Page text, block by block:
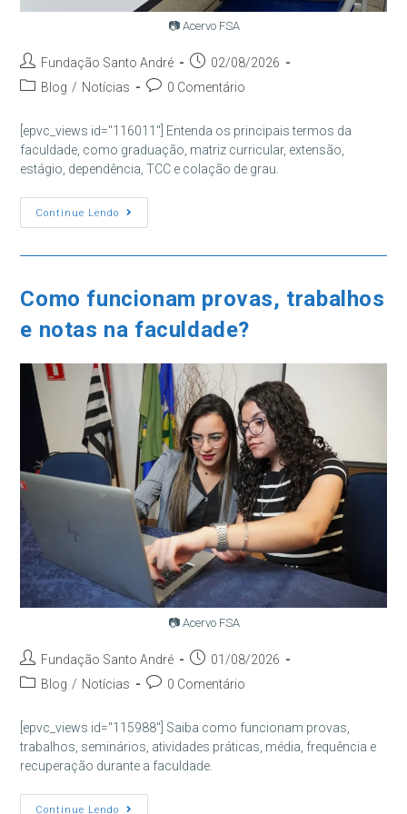
📷 Acervo FSA
Autor
do
Fundação Santo André
Post
publicado:
02/08/2026
Categoria
post:
Blog / Notícias
Comentários
post:
0 Comentário
[epvc_views id="116011"] Entenda os principais termos da
faculdade, como graduação, matriz curricular, extensão,
estágio, dependência, TCC e colação de grau.
Continue Lendo
Glossário
Da
Como funcionam provas, trabalhos
e notas na faculdade?
📷 Acervo FSA
Autor
do
Fundação Santo André
Post
publicado:
01/08/2026
Categoria
post:
Blog / Notícias
Comentários
post:
0 Comentário
[epvc_views id="115988"] Saiba como funcionam provas,
trabalhos, seminários, atividades práticas, média, frequência e
recuperação durante a faculdade.
Continue Lendo
Como